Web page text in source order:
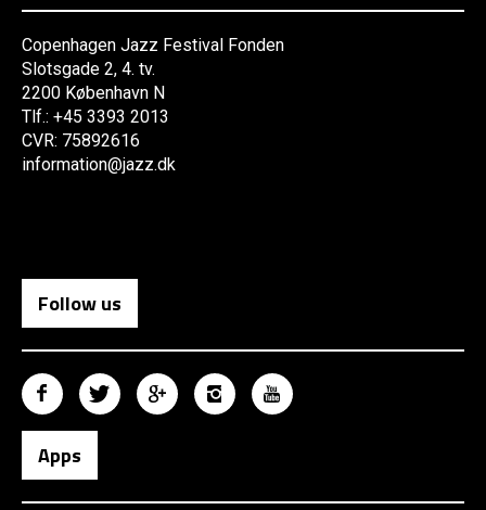
Copenhagen Jazz Festival Fonden
Slotsgade 2, 4. tv.
2200 København N
Tlf.: +45 3393 2013
CVR: 75892616
information@jazz.dk
Follow us
Apps